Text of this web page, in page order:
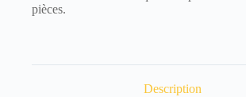
pièces.
Description